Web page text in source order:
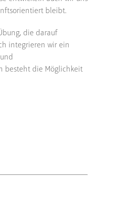
bleibt.
die darauf
integrieren wir ein
besteht die Möglichkeit